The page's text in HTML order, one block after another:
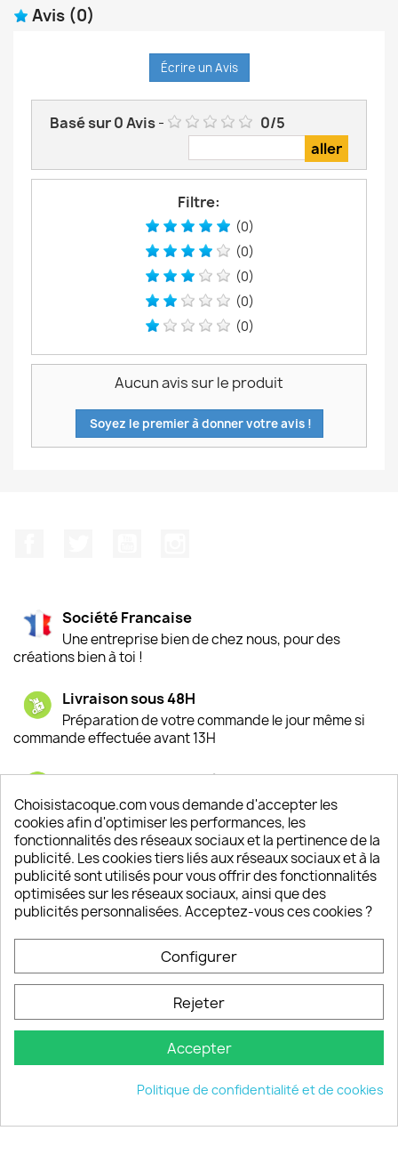
Avis (0)
Écrire un Avis
Basé sur0Avis- 0/5
Filtre:
(0)
(0)
(0)
(0)
(0)
Aucun avis sur le produit
Soyez le premier à donner votre avis !
Société Francaise
Une entreprise bien de chez nous, pour des
créations bien à toi !
Livraison sous 48H
Préparation de votre commande le jour même si
commande effectuée avant 13H
Satisfaction de nos clients
Depuis 2009, entre 92% et 94% de nos clients
sont satisfaits de nos produits
Un SAV à votre écoute
Notre SAV est disponible 6/7J de 10h à 18H
keyboard_arrow_down
© 2026 - choisistacoque.com
Choisistacoque.com vous demande d'accepter les
cookies afin d'optimiser les performances, les
fonctionnalités des réseaux sociaux et la pertinence de la
publicité. Les cookies tiers liés aux réseaux sociaux et à la
publicité sont utilisés pour vous offrir des fonctionnalités
optimisées sur les réseaux sociaux, ainsi que des
publicités personnalisées. Acceptez-vous ces cookies ?
Configurer
Rejeter
Accepter
Politique de confidentialité et de cookies